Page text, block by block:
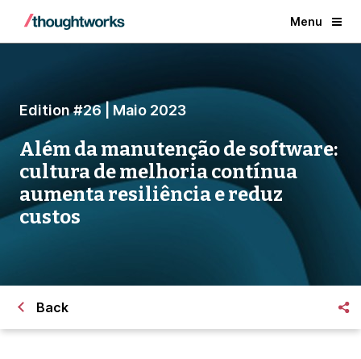
Menu
Edition #26 | Maio 2023
Além da manutenção de software:
cultura de melhoria contínua
aumenta resiliência e reduz
custos
Back